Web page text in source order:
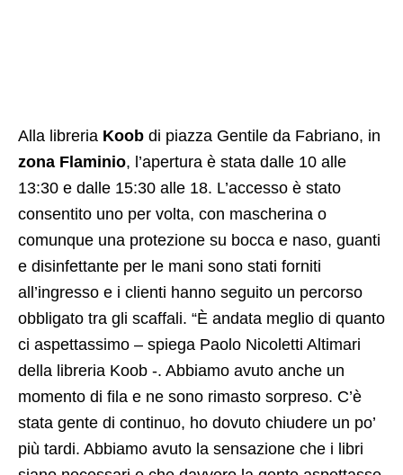
Alla libreria Koob di piazza Gentile da Fabriano, in
zona Flaminio, l’apertura è stata dalle 10 alle
13:30 e dalle 15:30 alle 18. L’accesso è stato
consentito uno per volta, con mascherina o
comunque una protezione su bocca e naso, guanti
e disinfettante per le mani sono stati forniti
all’ingresso e i clienti hanno seguito un percorso
obbligato tra gli scaffali. “È andata meglio di quanto
ci aspettassimo – spiega Paolo Nicoletti Altimari
della libreria Koob -. Abbiamo avuto anche un
momento di fila e ne sono rimasto sorpreso. C’è
stata gente di continuo, ho dovuto chiudere un po’
più tardi. Abbiamo avuto la sensazione che i libri